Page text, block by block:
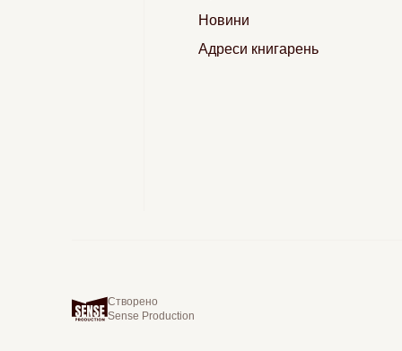
Новини
Адреси книгарень
Створено
Sense Production